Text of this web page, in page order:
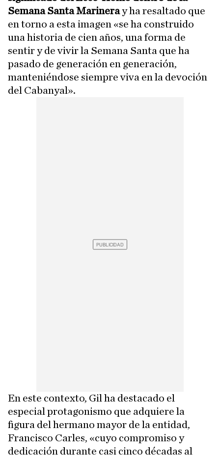
Semana Santa Marineray ha resaltado que
en torno a esta imagen «se ha construido
una historia de cien años, una forma de
sentir y de vivir la Semana Santa que ha
pasado de generación en generación,
manteniéndose siempre viva en la devoción
del Cabanyal».
En este contexto, Gil ha destacado el
especial protagonismo que adquiere la
figura del hermano mayor de la entidad,
Francisco Carles, «cuyo compromiso y
dedicación durante casi cinco décadas al